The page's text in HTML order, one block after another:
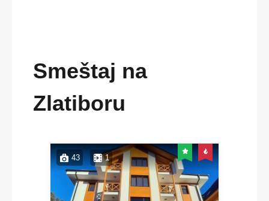
Smeštaj na
Zlatiboru
43 1